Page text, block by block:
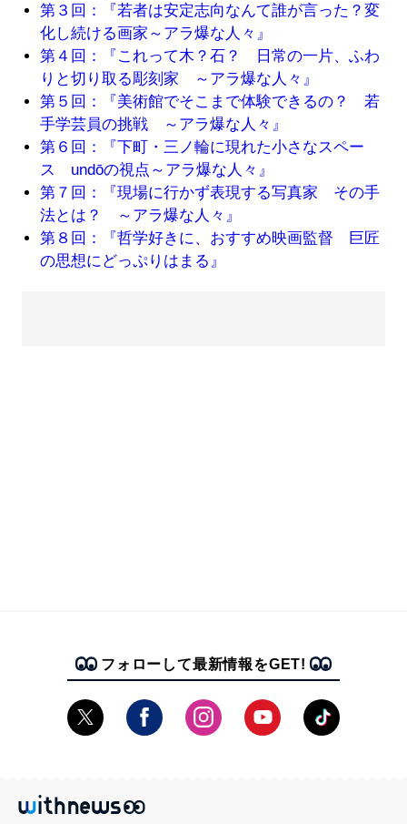
第３回：『若者は安定志向なんて誰が言った？変
化し続ける画家～アラ爆な人々』
第４回：『これって木？石？ 日常の一片、ふわ
りと切り取る彫刻家 ～アラ爆な人々』
第５回：『美術館でそこまで体験できるの？ 若
手学芸員の挑戦 ～アラ爆な人々』
第６回：『下町・三ノ輪に現れた小さなスペー
ス undōの視点～アラ爆な人々』
第７回：『現場に行かず表現する写真家 その手
法とは？ ～アラ爆な人々』
第８回：『哲学好きに、おすすめ映画監督 巨匠
の思想にどっぷりはまる』
フォローして最新情報をGET!